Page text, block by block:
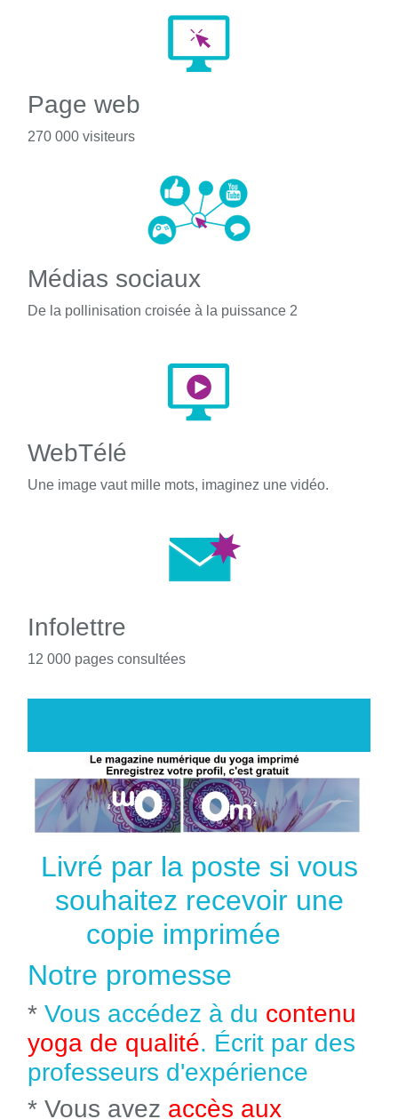
Page web
270 000 visiteurs
Médias sociaux
De la pollinisation croisée à la puissance 2
WebTélé
Une image vaut mille mots, imaginez une vidéo.
Infolettre
12 000 pages consultées
Livré par la poste si vous
souhaitez recevoir une
copie imprimée
Notre promesse
* Vous accédez à du contenu
yoga de qualité. Écrit par des
professeurs d'expérience
* Vous avez accès aux